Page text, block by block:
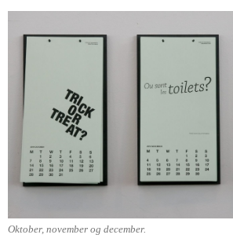
Oktober, november og december.